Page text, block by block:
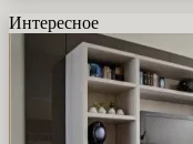
Интересное